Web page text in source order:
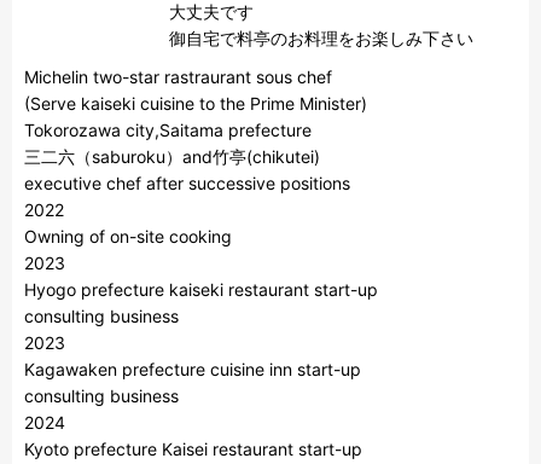
大丈夫です
御自宅で料亭のお料理をお楽しみ下さい
Michelin two-star rastraurant sous chef
(Serve kaiseki cuisine to the Prime Minister)
Tokorozawa city,Saitama prefecture
三二六（saburoku）and竹亭(chikutei)
executive chef after successive positions
2022
Owning of on-site cooking
2023
Hyogo prefecture kaiseki restaurant start-up
consulting business
2023
Kagawaken prefecture cuisine inn start-up
consulting business
2024
Kyoto prefecture Kaisei restaurant start-up